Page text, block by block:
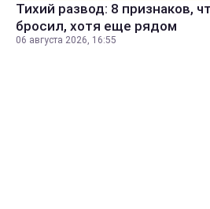
Тихий развод: 8 признаков,
бросил, хотя еще рядом
06 августа 2026, 16:55